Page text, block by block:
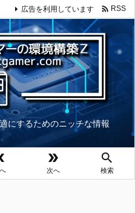
にするためのニッチな情報

次へ

検索
広告を利用しています  RSS